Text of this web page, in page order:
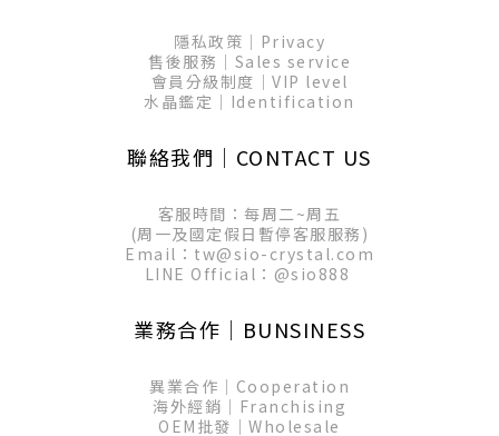
隱私政策│Privacy
售後服務│Sales service
會員分級制度│VIP level
水晶鑑定│Identification
聯絡我們│CONTACT US
客服時間：每周二~周五
(周一及國定假日暫停客服服務)
Email：tw@sio-crystal.com
LINE Official： @sio888
業務合作│BUNSINESS
異業合作│Cooperation
海外經銷│Franchising
OEM批發│Wholesale